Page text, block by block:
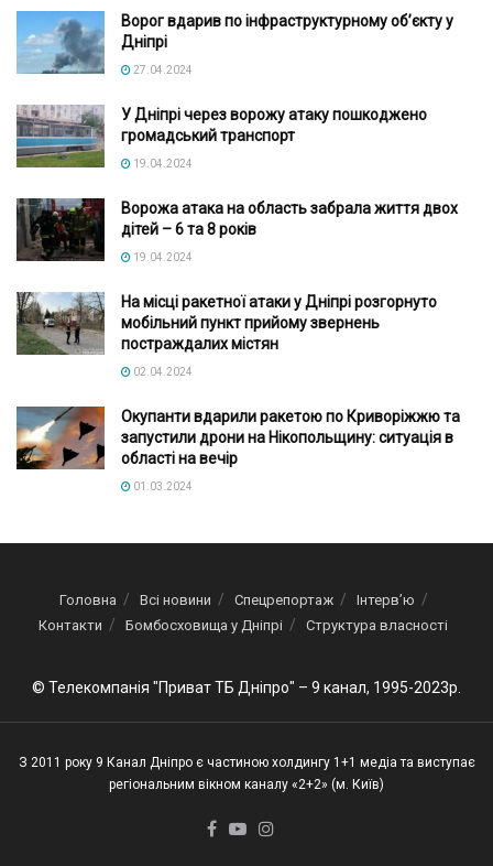
Ворог вдарив по інфраструктурному об’єкту у
Дніпрі
27.04.2024
У Дніпрі через ворожу атаку пошкоджено
громадський транспорт
19.04.2024
Ворожа атака на область забрала життя двох
дітей – 6 та 8 років
19.04.2024
На місці ракетної атаки у Дніпрі розгорнуто
мобільний пункт прийому звернень
постраждалих містян
02.04.2024
Окупанти вдарили ракетою по Криворіжжю та
запустили дрони на Нікопольщину: ситуація в
області на вечір
01.03.2024
Головна Всі новини Спецрепортаж
Інтерв’ю
Контакти
Бомбосховища у Дніпрі Структура власності
© Телекомпанія "Приват ТБ Дніпро" – 9 канал, 1995-2023р.
З 2011 року 9 Канал Дніпро є частиною холдингу 1+1 медіа та виступає
регіональним вікном каналу «2+2» (м. Київ)